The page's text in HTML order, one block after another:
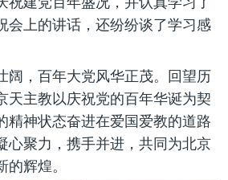
会上的讲话，还纷纷谈了学习感
，百年大党风华正茂。回望历
天主教以庆祝党的百年华诞为契
精神状态奋进在爱国爱教的道路
心聚力，携手并进，共同为北京
辉煌。